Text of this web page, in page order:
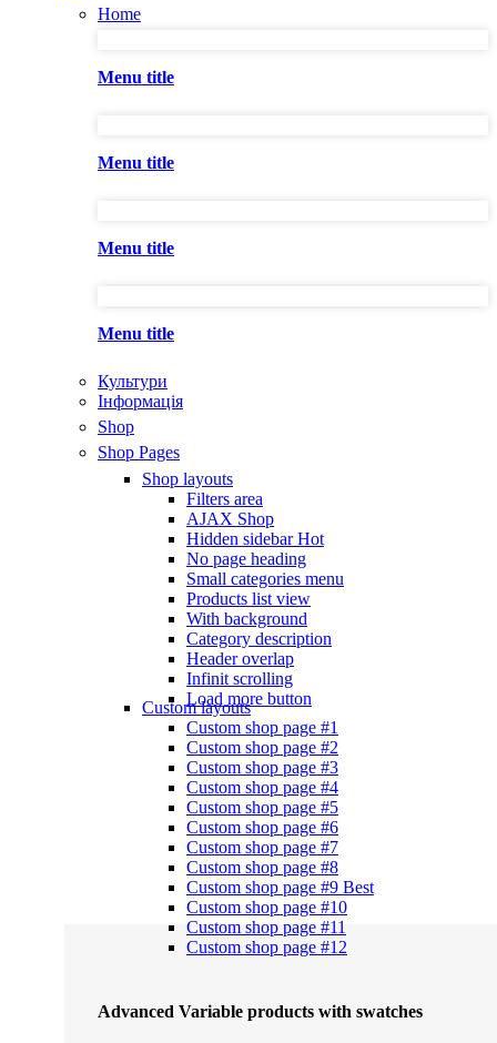
Home
Menu title
Menu title
Menu title
Menu title
Культури
Інформація
Shop
Shop Pages
Shop layouts
Filters area
AJAX Shop
Hidden sidebarHot
No page heading
Small categories menu
Products list view
With background
Category description
Header overlap
Infinit scrolling
Load more button
Custom layouts
Custom shop page #1
Custom shop page #2
Custom shop page #3
Custom shop page #4
Custom shop page #5
Custom shop page #6
Custom shop page #7
Custom shop page #8
Custom shop page #9 Best
Custom shop page #10
Custom shop page #11
Custom shop page #12
Advanced Variable products with swatches